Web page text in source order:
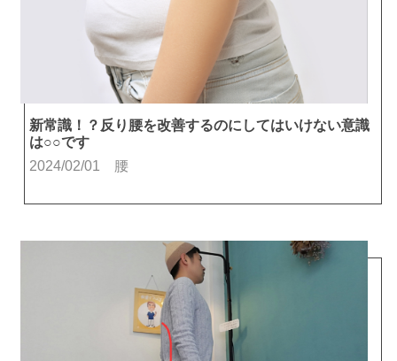
新常識！？反り腰を改善するのにしてはいけない意識
は○○です
2024/02/01
腰